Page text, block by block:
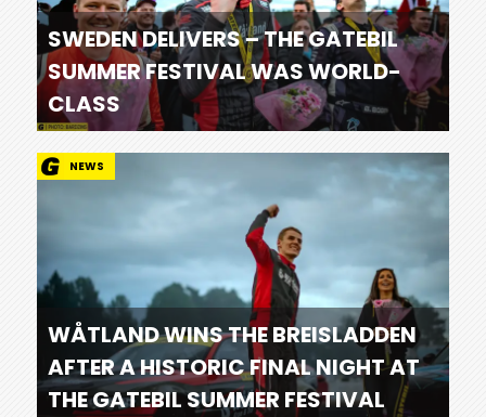
SWEDEN DELIVERS – THE GATEBIL
SUMMER FESTIVAL WAS WORLD-
CLASS
NEWS
WÅTLAND WINS THE BREISLADDEN
AFTER A HISTORIC FINAL NIGHT AT
THE GATEBIL SUMMER FESTIVAL